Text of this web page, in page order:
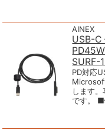
AINEX
USB-C
SURF-
PD対応
します
です。 ■